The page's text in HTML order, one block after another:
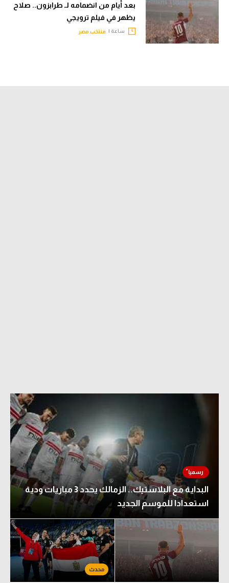
بعد أيام من انضمامه لـ طرابزون.. صلاح
يظهر في فيلم ترويجي
ساعة | منتخب مصر
البداية مع البلاستيك.. الزمالك يحدد 3 مباريات ودية
استعدادا للموسم الجديد